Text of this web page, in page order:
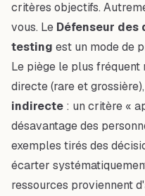
critères objectifs.
vous. Le Défenseur des
testing est un mode de
Le piège le plus
directe (rare et
indirecte : un critère «
désavantage des
exemples tirés des
écarter
ressources proviennent d'